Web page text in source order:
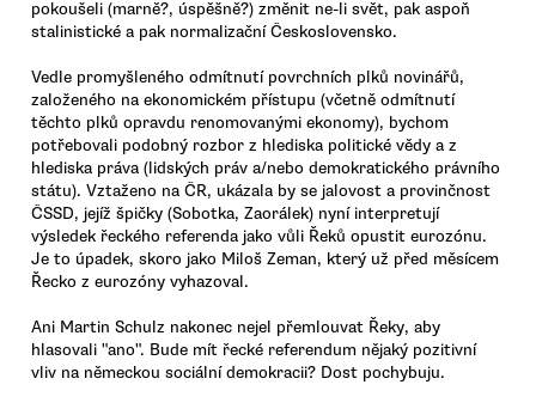
pokoušeli (marně?, úspěšně?) změnit ne-li svět, pak aspoň
stalinistické a pak normalizační Československo.
Vedle promyšleného odmítnutí povrchních plků novinářů,
založeného na ekonomickém přístupu (včetně odmítnutí
těchto plků opravdu renomovanými ekonomy), bychom
potřebovali podobný rozbor z hlediska politické vědy a z
hlediska práva (lidských práv a/nebo demokratického právního
státu). Vztaženo na ČR, ukázala by se jalovost a provinčnost
ČSSD, jejíž špičky (Sobotka, Zaorálek) nyní interpretují
výsledek řeckého referenda jako vůli Řeků opustit eurozónu.
Je to úpadek, skoro jako Miloš Zeman, který už před měsícem
Řecko z eurozóny vyhazoval.
Ani Martin Schulz nakonec nejel přemlouvat Řeky, aby
hlasovali "ano". Bude mít řecké referendum nějaký pozitivní
vliv na německou sociální demokracii? Dost pochybuju.